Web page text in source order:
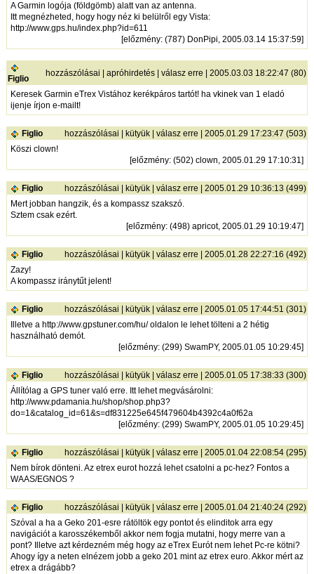
A Garmin logója (földgömb) alatt van az antenna.
Itt megnézheted, hogy hogy néz ki belülről egy Vista:
http://www.gps.hu/index.php?id=611
[előzmény: (787) DonPipi, 2005.03.14 15:37:59]
Figlio
hozzászólásai |apróhirdetés |válasz erre | 2005.03.03 18:22:47 (80)
Keresek Garmin eTrex Vistához kerékpáros tartót! ha vkinek van 1 eladó
ijenje írjon e-mailt!
Figlio hozzászólásai kütyük |válasz erre | 2005.01.29 17:23:47 (503)
Köszi clown!
[előzmény: (502) clown, 2005.01.29 17:10:31]
Figlio hozzászólásai kütyük |válasz erre | 2005.01.29 10:36:13 (499)
Mert jobban hangzik, és a kompassz szakszó.
Sztem csak ezért.
[előzmény: (498) apricot, 2005.01.29 10:19:47]
Figlio hozzászólásai kütyük |válasz erre | 2005.01.28 22:27:16 (492)
Zazy!
A kompassz iránytűt jelent!
Figlio hozzászólásai kütyük |válasz erre | 2005.01.05 17:44:51 (301)
Illetve a http://www.gpstuner.com/hu/oldalon le lehet tölteni a 2 hétig
használható demót.
[előzmény: (299) SwamPY, 2005.01.05 10:29:45]
Figlio hozzászólásai kütyük |válasz erre | 2005.01.05 17:38:33 (300)
Állítólag a GPS tuner való erre. Itt lehet megvásárolni:
http://www.pdamania.hu/shop/shop.php3?
do=1&catalog_id=61&s=df831225e645f479604b4392c4a0f62a
[előzmény: (299) SwamPY, 2005.01.05 10:29:45]
Figlio hozzászólásai kütyük |válasz erre | 2005.01.04 22:08:54 (295)
Nem bírok dönteni. Az etrex eurot hozzá lehet csatolni a pc-hez? Fontos a
WAAS/EGNOS ?
Figlio hozzászólásai kütyük |válasz erre | 2005.01.04 21:40:24 (292)
Szóval a ha a Geko 201-esre rátöltök egy pontot és elinditok arra egy
navigációt a karosszékemből akkor nem fogja mutatni, hogy merre van a
pont? Illetve azt kérdezném még hogy az eTrex Eurót nem lehet Pc-re kötni?
Ahogy így a neten elnézem jobb a geko 201 mint az etrex euro. Akkor mért az
etrex a drágább?